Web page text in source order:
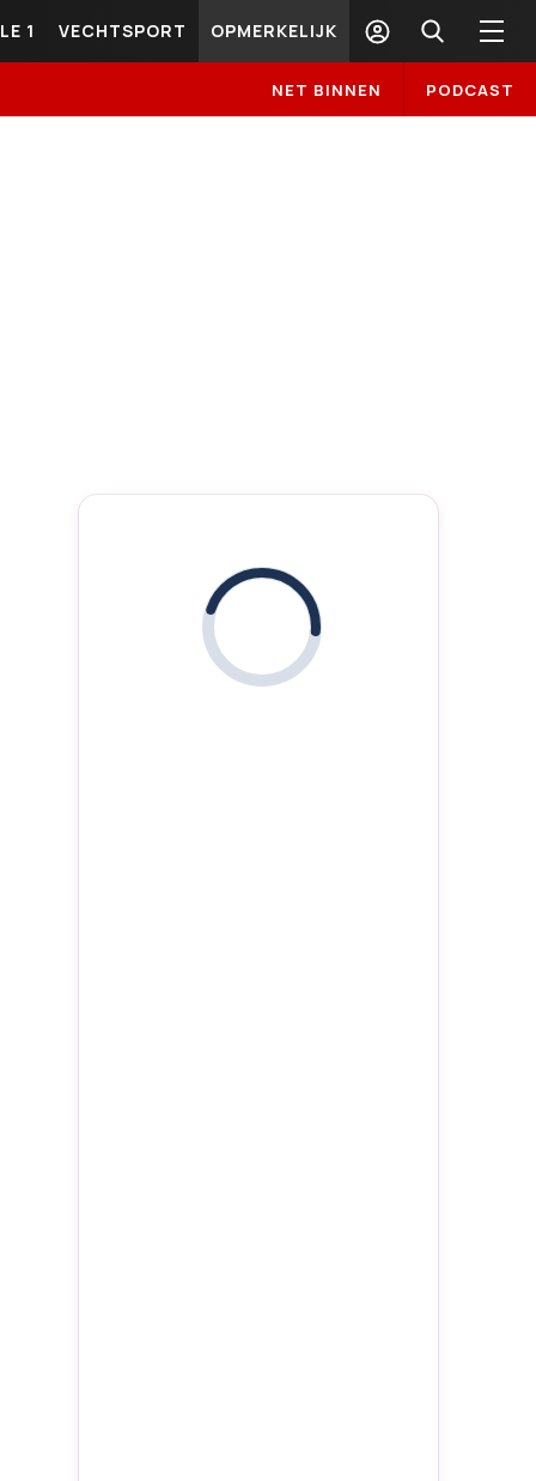
1 VECHTSPORT OPMERKELIJK
NET BINNEN PODCAST